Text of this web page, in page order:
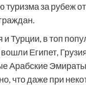
туризма за рубеж
Турции, в топ
Египет,
Арабские
что даже при